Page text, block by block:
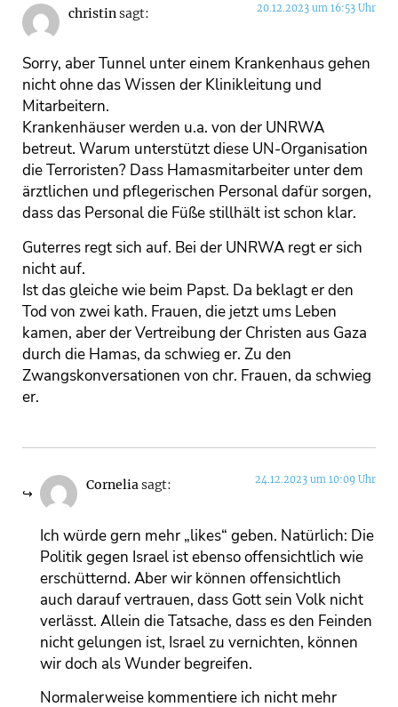
christinsagt: 20.12.2023 um 16:53 Uhr
Sorry, aber Tunnel unter einem Krankenhaus gehen
nicht ohne das Wissen der Klinikleitung und
Mitarbeitern.
Krankenhäuser werden u.a. von der UNRWA
betreut. Warum unterstützt diese UN-Organisation
die Terroristen? Dass Hamasmitarbeiter unter dem
ärztlichen und pflegerischen Personal dafür sorgen,
dass das Personal die Füße stillhält ist schon klar.
Guterres regt sich auf. Bei der UNRWA regt er sich
nicht auf.
Ist das gleiche wie beim Papst. Da beklagt er den
Tod von zwei kath. Frauen, die jetzt ums Leben
kamen, aber der Vertreibung der Christen aus Gaza
durch die Hamas, da schwieg er. Zu den
Zwangskonversationen von chr. Frauen, da schwieg
er.
Corneliasagt: 24.12.2023 um 10:09 Uhr
Ich würde gern mehr „likes“ geben. Natürlich: Die
Politik gegen Israel ist ebenso offensichtlich wie
erschütternd. Aber wir können offensichtlich
auch darauf vertrauen, dass Gott sein Volk nicht
verlässt. Allein die Tatsache, dass es den Feinden
nicht gelungen ist, Israel zu vernichten, können
wir doch als Wunder begreifen.
Normalerweise kommentiere ich nicht mehr